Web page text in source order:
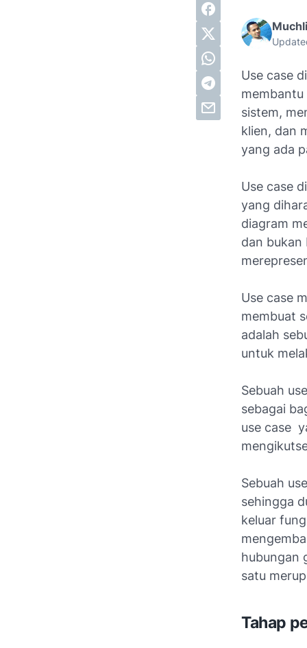
Use case
membantu
sistem,
klien, dan
yang ada
Use case
yang
diagram
dan bukan
Use case
membuat
adalah
untuk
Sebuah
sebagai
use case
Sebuah
sehingga
keluar
hubungan
satu
Tahap